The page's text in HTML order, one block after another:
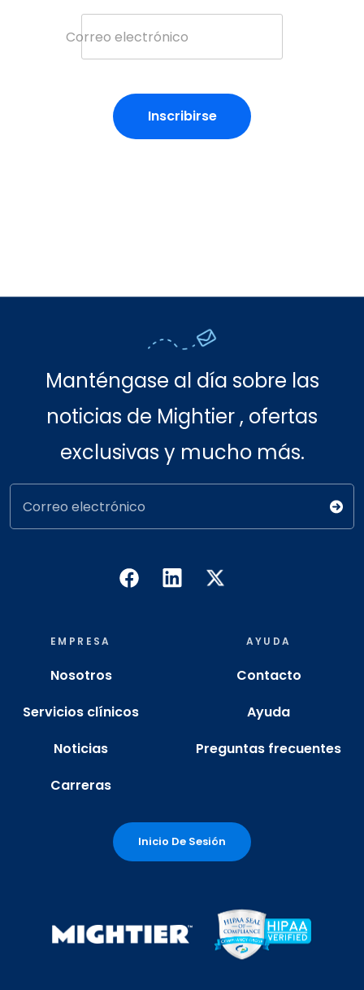
Correo electrónico
Inscribirse
Manténgase al día sobre las
noticias de Mightier , ofertas
exclusivas y mucho más.
Correo electrónico
EMPRESA
Nosotros
Servicios clínicos
Noticias
Carreras
AYUDA
Contacto
Ayuda
Preguntas frecuentes
Inicio De Sesión